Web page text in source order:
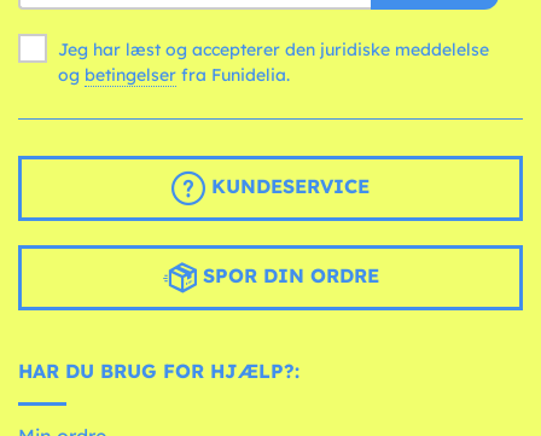
Jeg har læst og accepterer den juridiske meddelelse
og betingelser fra Funidelia.
KUNDESERVICE
SPOR DIN ORDRE
HAR DU BRUG FOR HJÆLP?: